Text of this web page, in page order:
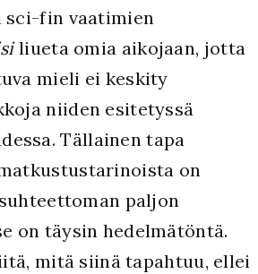
sci-fin vaatimien
liueta omia aikojaan, jotta
mieli ei keskity
niiden esitetyssä
Tällainen tapa
on
paljon
on täysin hedelmätöntä.
mitä siinä tapahtuu, ellei